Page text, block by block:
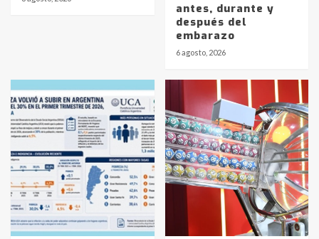
antes, durante y
después del
embarazo
6 agosto, 2026
3
pampeanos que fueron
en la mañana del lunes
4
Accidente en Ruta 5: falleció un
joven de Trenque Lauquen
Los precios de los combustibles en
La Pampa, desde YPF hasta Axion
entre 857 a 1338 pesos